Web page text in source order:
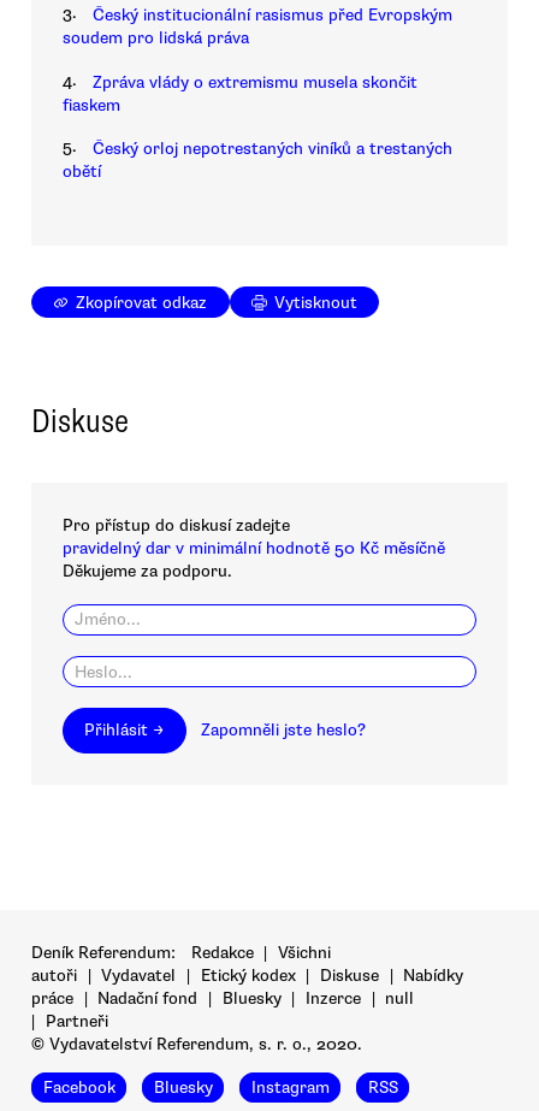
3.
Český institucionální rasismus před Evropským
soudem pro lidská práva
4.
Zpráva vlády o extremismu musela skončit
fiaskem
5.
Český orloj nepotrestaných viníků a trestaných
obětí
Zkopírovat odkaz Vytisknout
Diskuse
Pro přístup do diskusí zadejte
pravidelný dar v minimální hodnotě 50 Kč měsíčně
Děkujeme za podporu.
Přihlásit → Zapomněli jste heslo?
Deník Referendum: Redakce | Všichni
autoři | Vydavatel | Etický kodex | Diskuse | Nabídky
práce | Nadační fond | Bluesky | Inzerce | null
|
Partneři
© Vydavatelství Referendum, s. r. o., 2020.
Facebook Bluesky Instagram RSS